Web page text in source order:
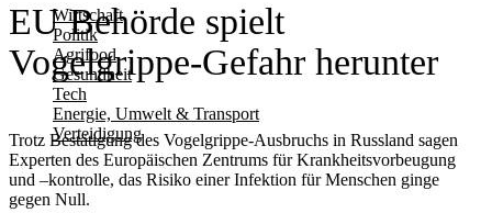
Wirtschaft
Politik
Agrifood
Gesundheit
Tech
Energie, Umwelt & Transport
Verteidigung
EU Behörde spielt
Vogelgrippe-Gefahr herunter
Trotz Bestätigung des Vogelgrippe-Ausbruchs in Russland sagen
Experten des Europäischen Zentrums für Krankheitsvorbeugung
und –kontrolle, das Risiko einer Infektion für Menschen ginge
gegen Null.